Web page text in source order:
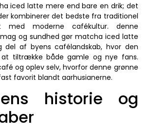
iced latte mere end bare en drik; det
kombinerer det bedste fra traditionel
med moderne cafékultur. denne
og sundhed gør matcha iced latte
del af byens cafélandskab, hvor den
tiltrække både gamle og nye fans.
og oplev selv, hvorfor denne grønne
favorit blandt aarhusianerne.
historie og